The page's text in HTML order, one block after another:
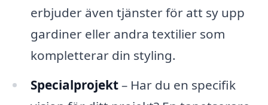
erbjuder även tjänster för att sy upp
gardiner eller andra textilier som
kompletterar din styling.
Specialprojekt– Har du en specifik